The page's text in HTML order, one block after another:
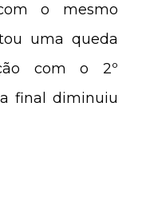
o mesmo
uma queda
com o 2º
final diminuiu